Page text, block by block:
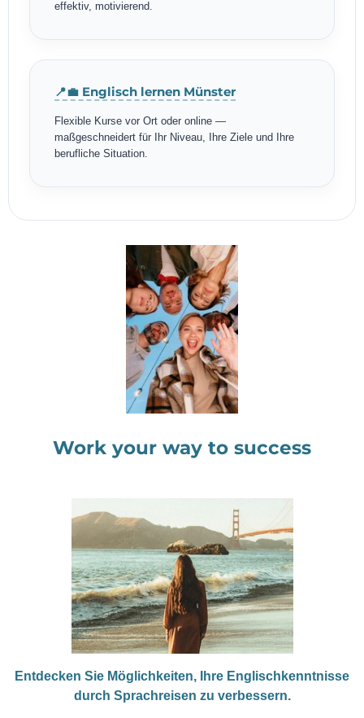
effektiv, motivierend.
📍💼 Englisch lernen Münster
Flexible Kurse vor Ort oder online —
maßgeschneidert für Ihr Niveau, Ihre Ziele und Ihre
berufliche Situation.
Work your way to success
Entdecken Sie Möglichkeiten, Ihre Englischkenntnisse
durch Sprachreisen zu verbessern.